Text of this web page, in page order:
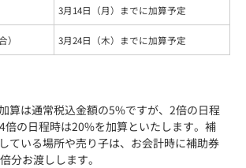
3月14日（月）までに加算予定
） 3月24日（木）までに加算予定
算は通常税込金額の5%ですが、2倍の日程
倍の日程時は20%を加算といたします。補
ている場所や売り子は、お会計時に補助券
分お渡しします。